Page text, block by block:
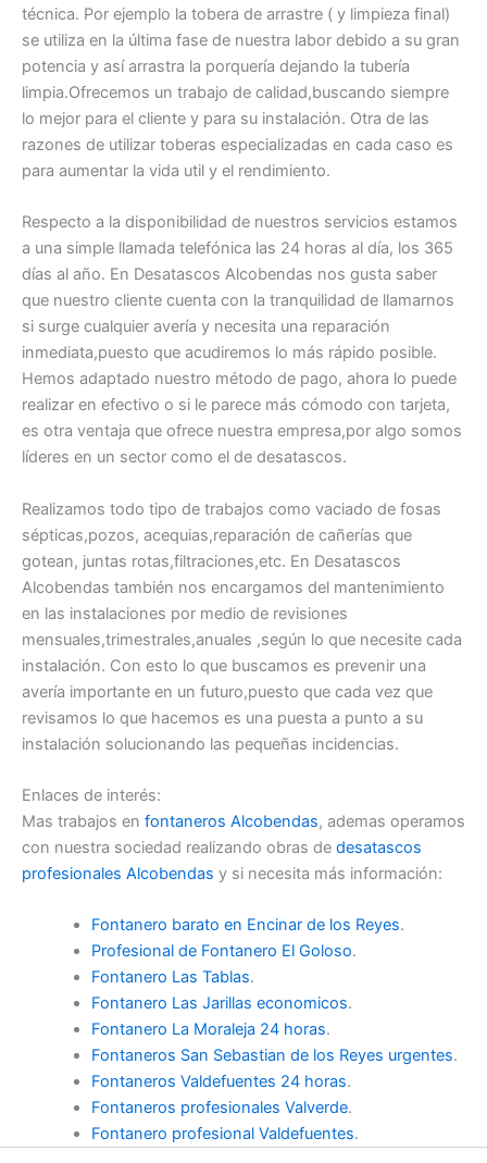
técnica. Por ejemplo la tobera de arrastre ( y limpieza final)
se utiliza en la última fase de nuestra labor debido a su gran
potencia y así arrastra la porquería dejando la tubería
limpia.Ofrecemos un trabajo de calidad,buscando siempre
lo mejor para el cliente y para su instalación. Otra de las
razones de utilizar toberas especializadas en cada caso es
para aumentar la vida util y el rendimiento.
Respecto a la disponibilidad de nuestros servicios estamos
a una simple llamada telefónica las 24 horas al día, los 365
días al año. En Desatascos Alcobendas nos gusta saber
que nuestro cliente cuenta con la tranquilidad de llamarnos
si surge cualquier avería y necesita una reparación
inmediata,puesto que acudiremos lo más rápido posible.
Hemos adaptado nuestro método de pago, ahora lo puede
realizar en efectivo o si le parece más cómodo con tarjeta,
es otra ventaja que ofrece nuestra empresa,por algo somos
líderes en un sector como el de desatascos.
Realizamos todo tipo de trabajos como vaciado de fosas
sépticas,pozos, acequias,reparación de cañerías que
gotean, juntas rotas,filtraciones,etc. En Desatascos
Alcobendas también nos encargamos del mantenimiento
en las instalaciones por medio de revisiones
mensuales,trimestrales,anuales ,según lo que necesite cada
instalación. Con esto lo que buscamos es prevenir una
avería importante en un futuro,puesto que cada vez que
revisamos lo que hacemos es una puesta a punto a su
instalación solucionando las pequeñas incidencias.
Enlaces de interés:
Mas trabajos en fontaneros Alcobendas, ademas operamos
con nuestra sociedad realizando obras de desatascos
profesionales Alcobendas y si necesita más información:
Fontanero barato en Encinar de los Reyes.
Profesional de Fontanero El Goloso.
Fontanero Las Tablas.
Fontanero Las Jarillas economicos.
Fontanero La Moraleja 24 horas.
Fontaneros San Sebastian de los Reyes urgentes.
Fontaneros Valdefuentes 24 horas.
Fontaneros profesionales Valverde.
Fontanero profesional Valdefuentes.